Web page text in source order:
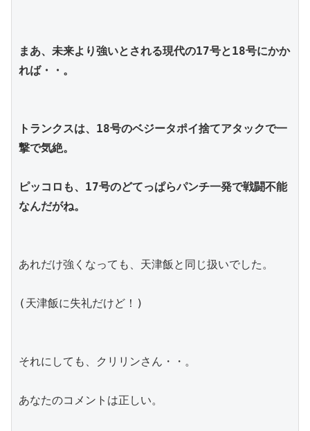
まあ、未来より強いとされる現代の17号と18号にかか
れば・・。
トランクスは、18号のベジータポイ捨てアタックで一
撃で気絶。
ピッコロも、17号のどてっぱらパンチ一発で戦闘不能
なんだがね。
あれだけ強くなっても、天津飯と同じ扱いでした。
(天津飯に失礼だけど！)
それにしても、クリリンさん・・。
あなたのコメントは正しい。